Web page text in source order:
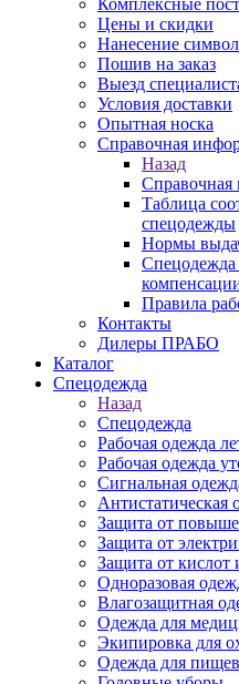
Комплексные
Цены и скидки
Нанесение
Пошив на заказ
Выезд
Условия доставки
Опытная носка
Справочная
Назад
Таблица
спецодежды
Нормы
Спецодежда
Правила
Контакты
Дилеры ПРАБО
Каталог
Спецодежда
Назад
Спецодежда
Рабочая одежда
Рабочая одежда
Сигнальная
Антистатическая
Защита от
Защита от
Защита от кислот
Одноразовая
Влагозащитная
Одежда для
Экипировка для
Одежда для